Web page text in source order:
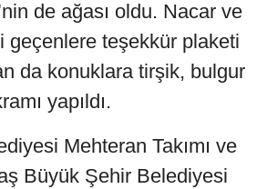
de ağası oldu. Nacar ve
geçenlere teşekkür plaketi
da konuklara tirşik, bulgur
yapıldı.
Mehteran Takımı ve
Büyük Şehir Belediyesi